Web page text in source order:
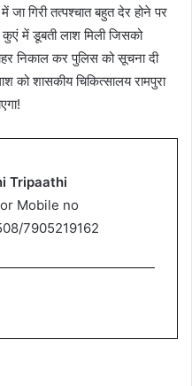
गिरी तत्पश्चात बहुत देर होने पर
कुएं में डूबती लाश मिली जिसको
निकाल कर पुलिस को सूचना दी
को शासकीय चिकित्सालय रामपुरा
Tripaathi
Mobile no
7905219162